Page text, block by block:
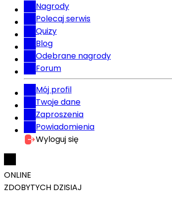
Nagrody
Polecaj serwis
Quizy
Blog
Odebrane nagrody
Forum
Mój profil
Twoje dane
Zaproszenia
Powiadomienia
Wyloguj się
ONLINE
ZDOBYTYCH DZISIAJ